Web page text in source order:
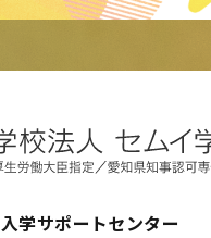
入学サポートセンター